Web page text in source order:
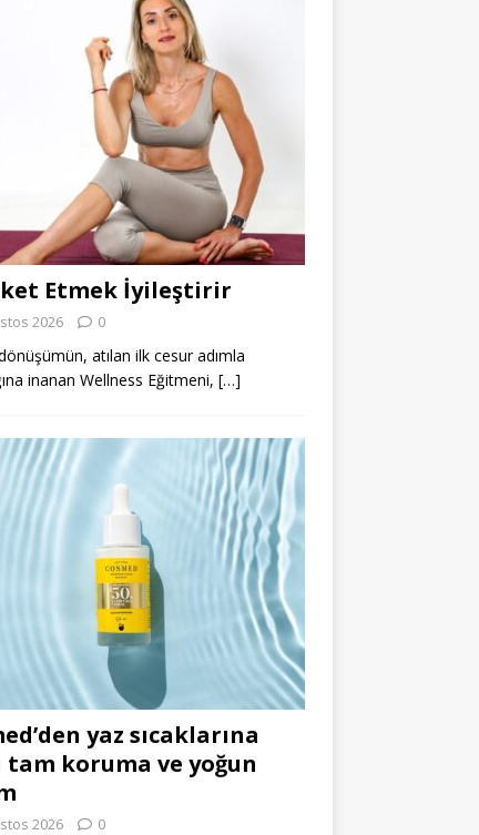
Etmek İyileştirir
2026 0
atılan ilk cesur adımla
inanan Wellness Eğitmeni, […]
yaz sıcaklarına
tam koruma ve yoğun
2026 0